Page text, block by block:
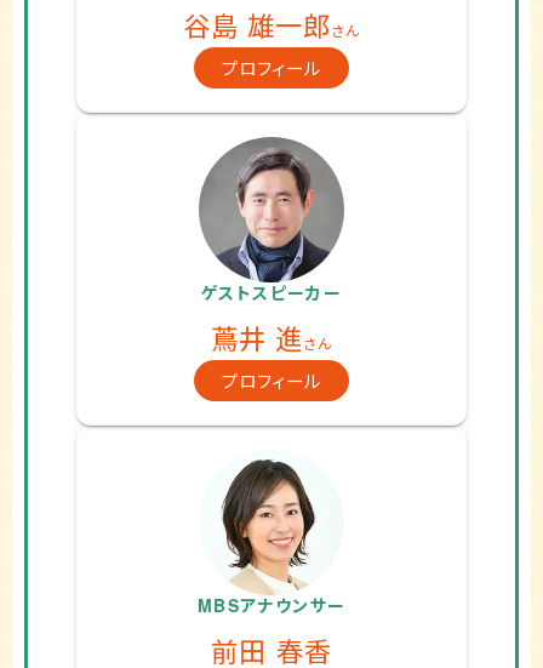
谷島 雄一郎さん
プロフィール
ゲストスピーカー
蔦井 進さん
プロフィール
MBSアナウンサー
前田 春香